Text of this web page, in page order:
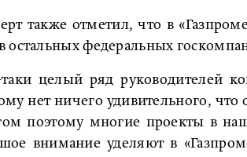
также отметил, что в
остальных федеральных
таки целый ряд руководителей
нет ничего удивительного,
поэтому многие проекты в
внимание уделяют в